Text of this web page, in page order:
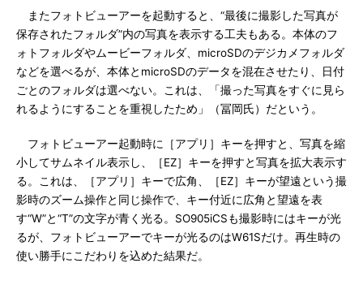
またフォトビューアーを起動すると、“最後に撮影した写真が
保存されたフォルダ”内の写真を表示する工夫もある。本体のフ
ォトフォルダやムービーフォルダ、microSDのデジカメフォルダ
などを選べるが、本体とmicroSDのデータを混在させたり、日付
ごとのフォルダは選べない。これは、「撮った写真をすぐに見ら
れるようにすることを重視したため」（冨岡氏）だという。
フォトビューアー起動時に［アプリ］キーを押すと、写真を縮
小してサムネイル表示し、［EZ］キーを押すと写真を拡大表示す
る。これは、［アプリ］キーで広角、［EZ］キーが望遠という撮
影時のズーム操作と同じ操作で、キー付近に広角と望遠を表
す“W”と“T”の文字が青く光る。SO905iCSも撮影時にはキーが光
るが、フォトビューアーでキーが光るのはW61Sだけ。再生時の
使い勝手にこだわりを込めた結果だ。